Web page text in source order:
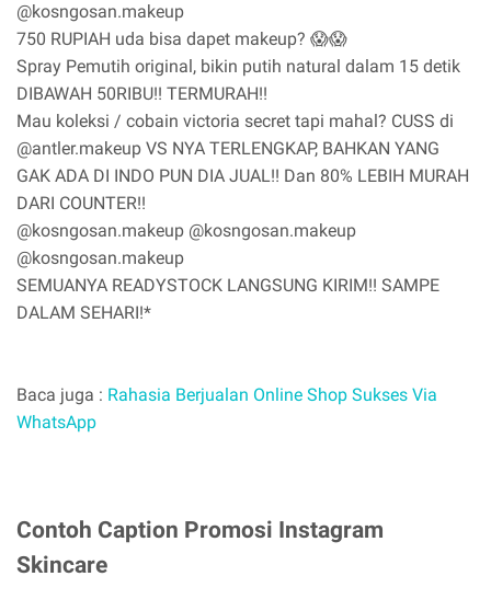
@kosngosan.makeup
750 RUPIAH uda bisa dapet makeup? 😱😱
Spray Pemutih original, bikin putih natural dalam 15 detik
DIBAWAH 50RIBU!! TERMURAH!!
Mau koleksi / cobain victoria secret tapi mahal? CUSS di
@antler.makeup VS NYA TERLENGKAP, BAHKAN YANG
GAK ADA DI INDO PUN DIA JUAL!! Dan 80% LEBIH MURAH
DARI COUNTER!!
@kosngosan.makeup @kosngosan.makeup
@kosngosan.makeup
SEMUANYA READYSTOCK LANGSUNG KIRIM!! SAMPE
DALAM SEHARI!*
Baca juga : Rahasia Berjualan Online Shop Sukses Via
WhatsApp
Contoh Caption Promosi Instagram
Skincare